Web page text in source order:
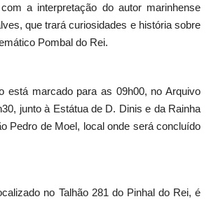
a interpretação do autor marinhense
que trará curiosidades e história sobre
Pombal do Rei.
está marcado para as 09h00, no Arquivo
junto à Estátua de D. Dinis e da Rainha
Pedro de Moel, local onde será concluído
no Talhão 281 do Pinhal do Rei, é